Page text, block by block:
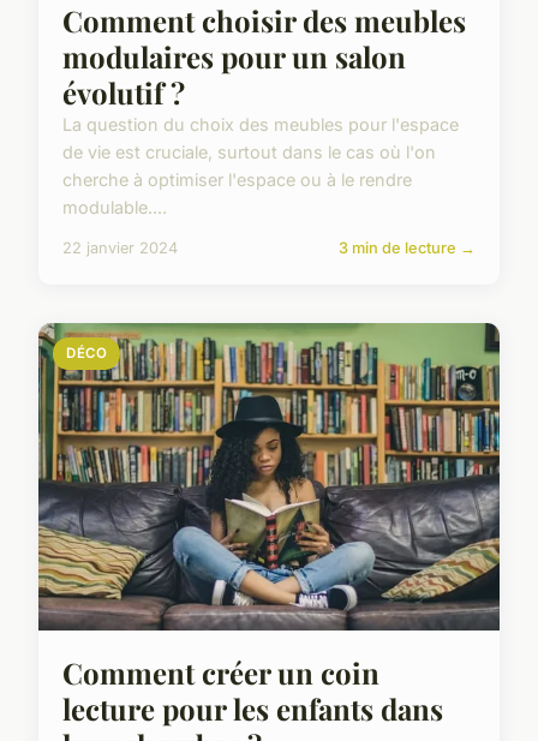
Comment choisir des meubles
modulaires pour un salon
évolutif ?
La question du choix des meubles pour l'espace
de vie est cruciale, surtout dans le cas où l'on
cherche à optimiser l'espace ou à le rendre
modulable....
22 janvier 2024 3 min de lecture →
DÉCO
Comment créer un coin
lecture pour les enfants dans